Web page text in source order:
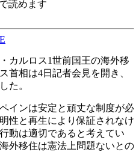
読めます
カルロス1世前国王の海外移
首相は4日記者会見を開き、
た。
インは安定と頑丈な制度が必
性と再生により保証されなけ
動は適切であると考えてい
外移住は憲法上問題ないとの